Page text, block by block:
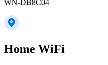
WN-DB8C04
Home WiFi